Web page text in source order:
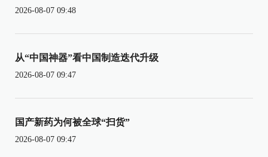
2026-08-07 09:48
从“中国神器”看中国制造迭代升级
2026-08-07 09:47
国产新药为何被全球“扫货”
2026-08-07 09:47